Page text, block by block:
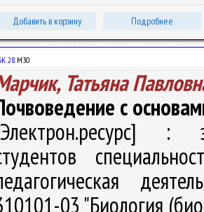
Добавить в корзину Подробнее
28.М30
Татьяна
с
:
03 "Биология